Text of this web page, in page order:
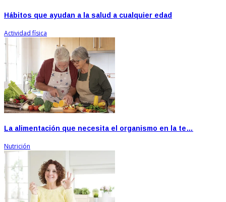
Hábitos que ayudan a la salud a cualquier edad
Actividad física
La alimentación que necesita el organismo en la te…
Nutrición